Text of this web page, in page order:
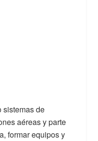
sistemas de
aéreas y parte
formar equipos y